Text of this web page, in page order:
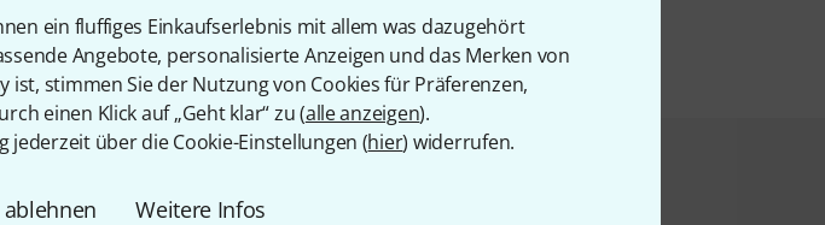
ein fluffiges Einkaufserlebnis mit allem was dazugehört
Angebote, personalisierte Anzeigen und das Merken von
ist, stimmen Sie der Nutzung von Cookies für Präferenzen,
einen Klick auf „Geht klar“ zu (alle anzeigen).
über die Cookie-Einstellungen (hier) widerrufen.
Weitere Infos
Produkt angesehen haben